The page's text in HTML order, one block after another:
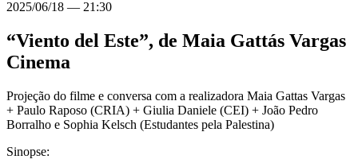
2025/06/18 — 21:30
“Viento del Este”, de Maia Gattás Vargas
Cinema
Projeção do filme e conversa com a realizadora Maia Gattas Vargas
+ Paulo Raposo (CRIA) + Giulia Daniele (CEI) + João Pedro
Borralho e Sophia Kelsch (Estudantes pela Palestina)
Sinopse: